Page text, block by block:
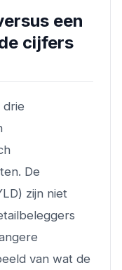
een
cijfers
drie
De
zijn niet
van wat de